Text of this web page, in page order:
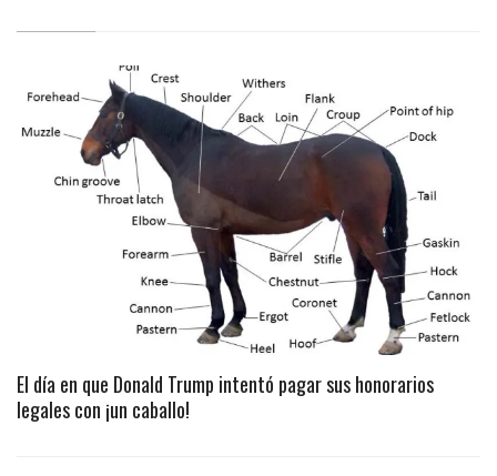
El día en que Donald Trump intentó pagar sus honorarios
legales con ¡un caballo!